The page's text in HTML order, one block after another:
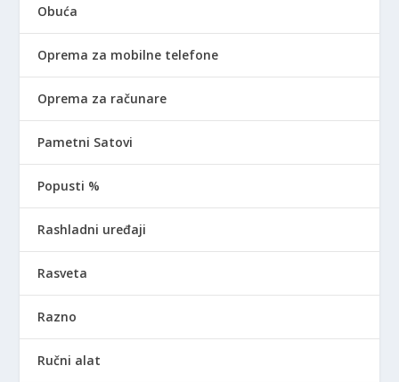
Obuća
Oprema za mobilne telefone
Oprema za računare
Pametni Satovi
Popusti %
Rashladni uređaji
Rasveta
Razno
Ručni alat